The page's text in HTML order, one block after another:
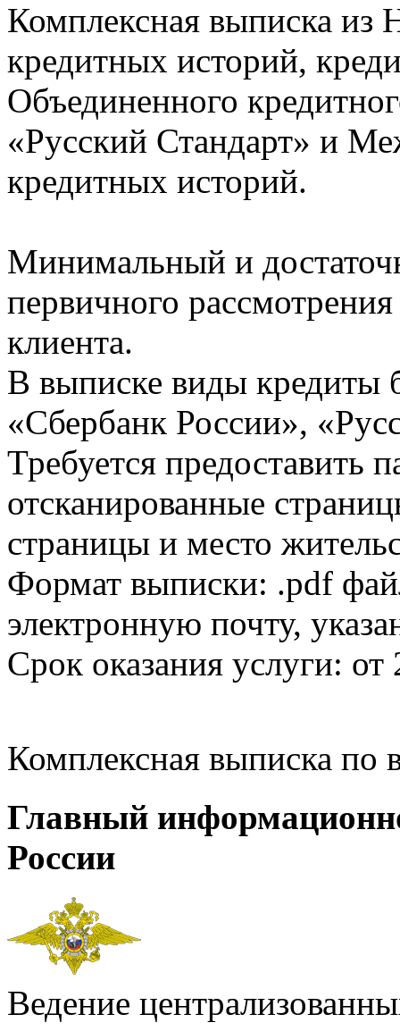
Комплексная выписка из
кредитных историй,
Объединенного
«Русский Стандарт» и
кредитных историй.
Минимальный и
первичного
клиента.
В выписке виды кредиты
«Сбербанк России»,
Требуется предоставить
отсканированные
страницы и место
Формат выписки: .pdf
электронную почту,
Срок оказания услуги: от
Комплексная выписка
Главный
России
Ведение